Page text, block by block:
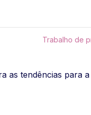
Trabalho de
as tendências para